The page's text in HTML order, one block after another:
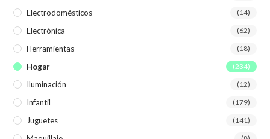
Electrodomésticos (14)
Electrónica (62)
Herramientas (18)
Hogar (234)
Iluminación (12)
Infantil (179)
Juguetes (141)